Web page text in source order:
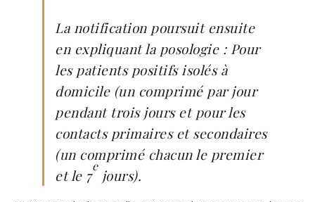
La notification poursuit ensuite
en expliquant la posologie : Pour
les patients positifs isolés à
domicile (un comprimé par jour
pendant trois jours et pour les
contacts primaires et secondaires
(un comprimé chacun le premier
et le 7
e
jours).